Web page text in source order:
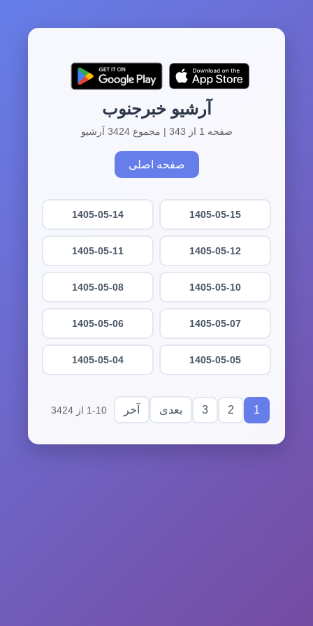
آرشیو خبرجنوب
صفحه 1 از 343 | مجموع 3424 آرشیو
صفحه اصلی
1405-05-15
1405-05-14
1405-05-12
1405-05-11
1405-05-10
1405-05-08
1405-05-07
1405-05-06
1405-05-05
1405-05-04
1
2
3 بعدی آخر 1-10 از 3424